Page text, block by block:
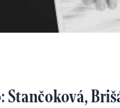
Stančoková,